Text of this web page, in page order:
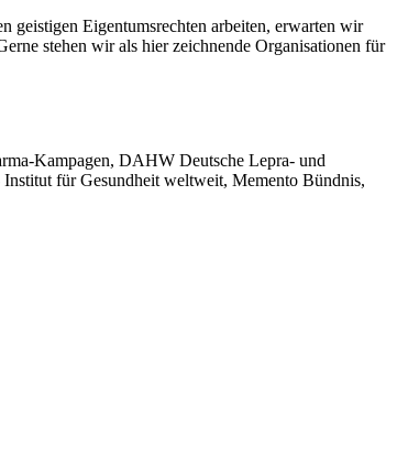
geistigen Eigentumsrechten arbeiten, erwarten wir
stehen wir als hier zeichnende Organisationen für
Kampagen, DAHW Deutsche Lepra- und
für Gesundheit weltweit, Memento Bündnis,